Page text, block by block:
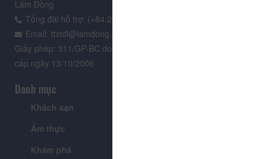
Lâm Đồng
Tổng đài hỗ trợ: (+84.235) 3.916.961
Email: ttxtdl@lamdong.gov.vn
Giấy phép: 311/GP-BC do Cục Báo chí - Bộ Văn hóa Thông tin
cấp ngày 13/10/2006
Danh mục
Khách sạn
Ẩm thực
Khám phá